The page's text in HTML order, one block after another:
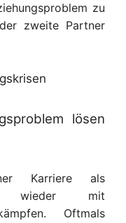
zu
zweite Partner
lösen
Karriere als
wieder mit
Oftmals